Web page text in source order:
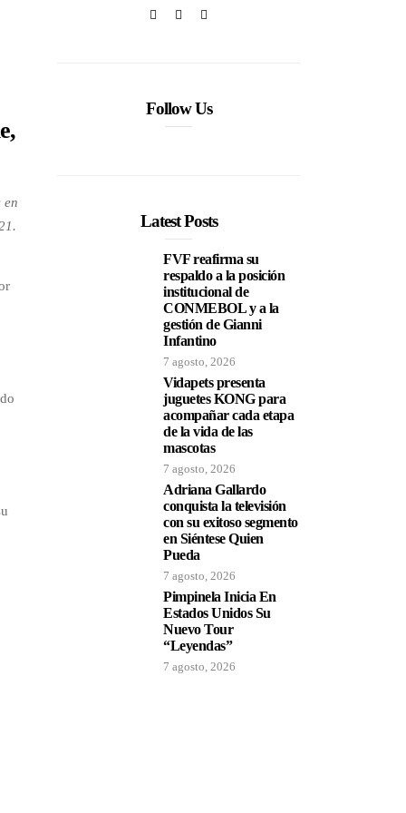
en
Follow Us
Latest Posts
FVF reafirma su
respaldo a la posición
institucional de
CONMEBOL y a la
gestión de Gianni
Infantino
7 agosto, 2026
Vidapets presenta
juguetes KONG para
acompañar cada etapa
de la vida de las
mascotas
7 agosto, 2026
Adriana Gallardo
conquista la televisión
con su exitoso segmento
en Siéntese Quien
Pueda
7 agosto, 2026
Pimpinela Inicia En
Estados Unidos Su
Nuevo Tour
“Leyendas”
7 agosto, 2026